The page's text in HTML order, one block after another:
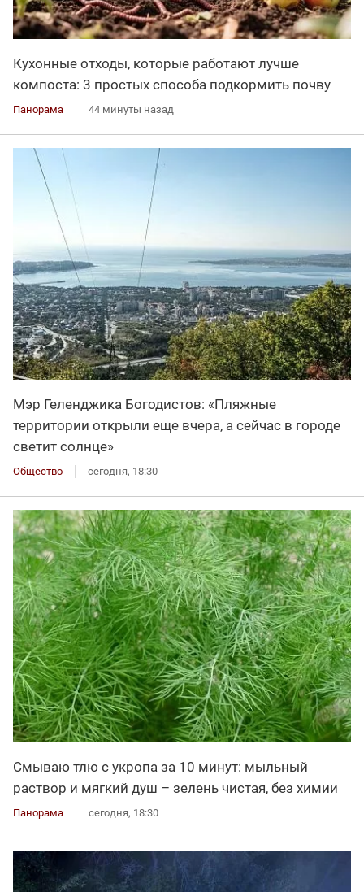
Кухонные отходы, которые работают лучше
компоста: 3 простых способа подкормить почву
Панорама 44 минуты назад
Мэр Геленджика Богодистов: «Пляжные
территории открыли еще вчера, а сейчас в городе
светит солнце»
Общество сегодня, 18:30
Смываю тлю с укропа за 10 минут: мыльный
раствор и мягкий душ – зелень чистая, без химии
Панорама сегодня, 18:30